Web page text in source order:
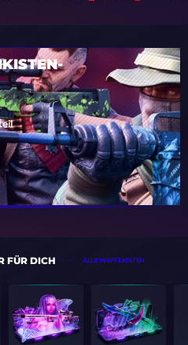
FÜR DICH ALLE WAFFEKISTEN